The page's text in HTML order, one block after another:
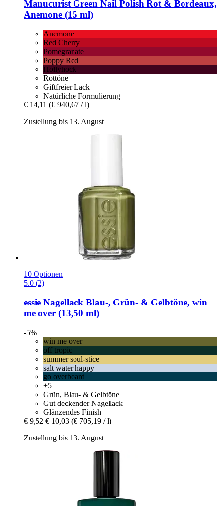
ManucuristGreen Nail Polish Rot & Bordeaux,
Anemone (15 ml)
Anemone
Red Cherry
Pomegranate
Poppy Red
Hollyhock
Rottöne
Giftfreier Lack
Natürliche Formulierung
€ 14,11 (€ 940,67 / l)
Zustellung bis 13. August
10 Optionen
5.0 (2)
essie Nagellack Blau-​, Grün-​ & Gelbtöne, win
me over (13,50 ml)
-5%
win me over
off tropic
summer soul-stice
salt water happy
go overboard
+5
Grün, Blau- & Gelbtöne
Gut deckender Nagellack
Glänzendes Finish
€ 9,52 € 10,03 (€ 705,19 / l)
Zustellung bis 13. August